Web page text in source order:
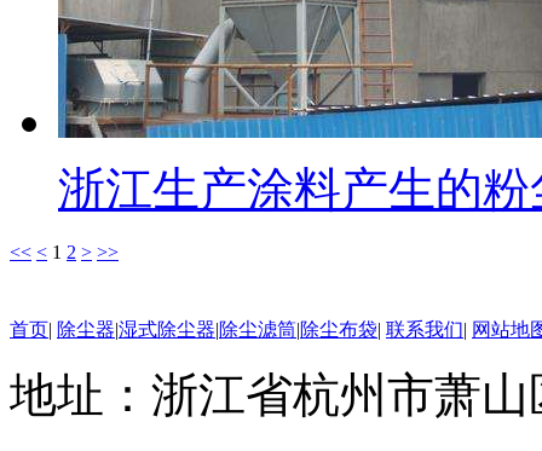
浙江生产涂料产生的
<< < 1 2 > >>
首页| 除尘器|湿式除尘器|除尘滤筒|除尘布袋| 联系我们| 网站地
地址：浙江省杭州市萧